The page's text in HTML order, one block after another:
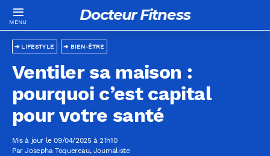
Docteur Fitness
BIEN-ÊTRE
LIFESTYLE
Ventiler sa maison :
pourquoi c’est capital
pour votre santé
Mis à jour le 09/04/2025 à 21h10
ParJosepha Toquereau, Journaliste